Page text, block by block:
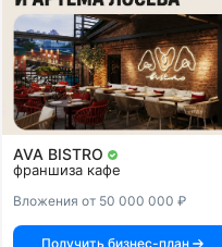
AVA BISTRO
франшиза кафе
Вложения от 50 000 000 ₽
Получить бизнес-план